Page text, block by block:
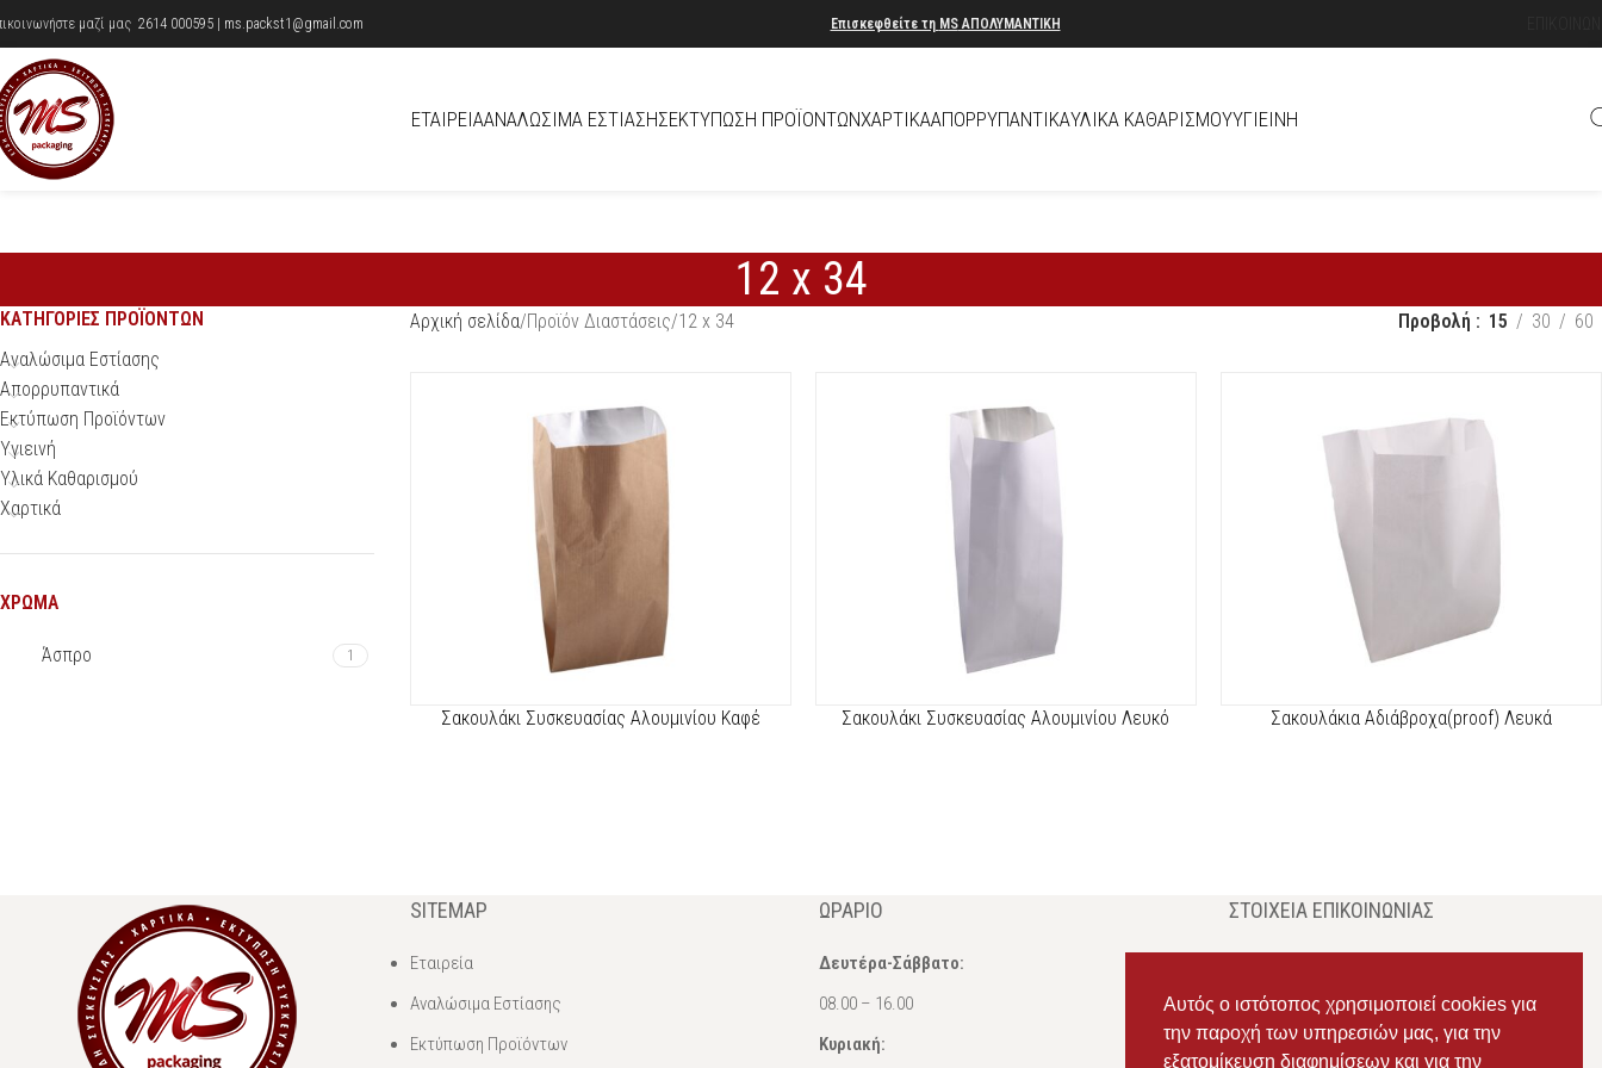
Αυτός ο ιστότοπος χρησιμοποιεί cookies για
την παροχή των υπηρεσιών μας, για την
εξατομίκευση διαφημίσεων και για την
μαζί μας 2614 000595 ms.packst1@gmail.com Επισκεφθείτε τη MSΑΠΟΛΥΜΑΝΤΙΚΗ
ΕΤΑΙΡΕΊΑΑΝΑΛΏΣΙΜΑ ΕΣΤΊΑΣΗΣΕΚΤΎΠΩΣΗ ΠΡΟΪΌΝΤΩΝΧΑΡΤΙΚΆΑΠΟΡΡΥΠΑΝΤΙΚΆΥΛΙΚΆ ΚΑΘΑΡΙΣΜΟΎΥΓΙΕΙΝΉ
12 x 34
ΚΑΤΗΓΟΡΊΕΣ ΠΡΟΪΌΝΤΩΝ
Αναλώσιμα Εστίασης
Απορρυπαντικά
Εκτύπωση Προϊόντων
Υγιεινή
Υλικά Καθαρισμού
Χαρτικά
ΧΡΏΜΑ
Άσπρο 1
Αρχική σελίδα Προϊόν Διαστάσεις 12 x 34 Προβολή 15 30 60
Σακουλάκι Συσκευασίας Αλουμινίου Καφέ Σακουλάκι Συσκευασίας Αλουμινίου Λευκό Σακουλάκια Αδιάβροχα(proof) Λευκά
SITEMAP
Εταιρεία
Αναλώσιμα Εστίασης
Εκτύπωση Προϊόντων
ΩΡΆΡΙΟ
Δευτέρα-Σάββατο:
08.00 – 16.00
Κυριακή:
ΣΤΟΙΧΕΊΑ ΕΠΙΚΟΙΝΩΝΊΑΣ
Σταθερό:2614 000595
Κινητό: 69434 75072, Σαλπόγλου Μαρία